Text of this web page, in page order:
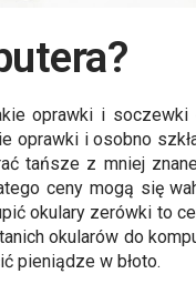
oprawki i
i osobno
tańsze z mniej
ceny mogą się
okulary zerówki to
okularów do
pieniądze w błoto.